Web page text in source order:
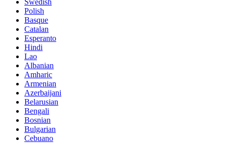
Polish
Basque
Catalan
Esperanto
Hindi
Lao
Albanian
Amharic
Armenian
Azerbaijani
Belarusian
Bengali
Bosnian
Bulgarian
Cebuano